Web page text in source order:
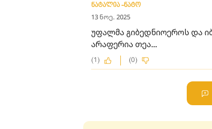
ნატალია -ნატო
13 ნოე. 2025
უფალმა გიბედნიოეროს და
არაფერია თეა...
(1) (0)